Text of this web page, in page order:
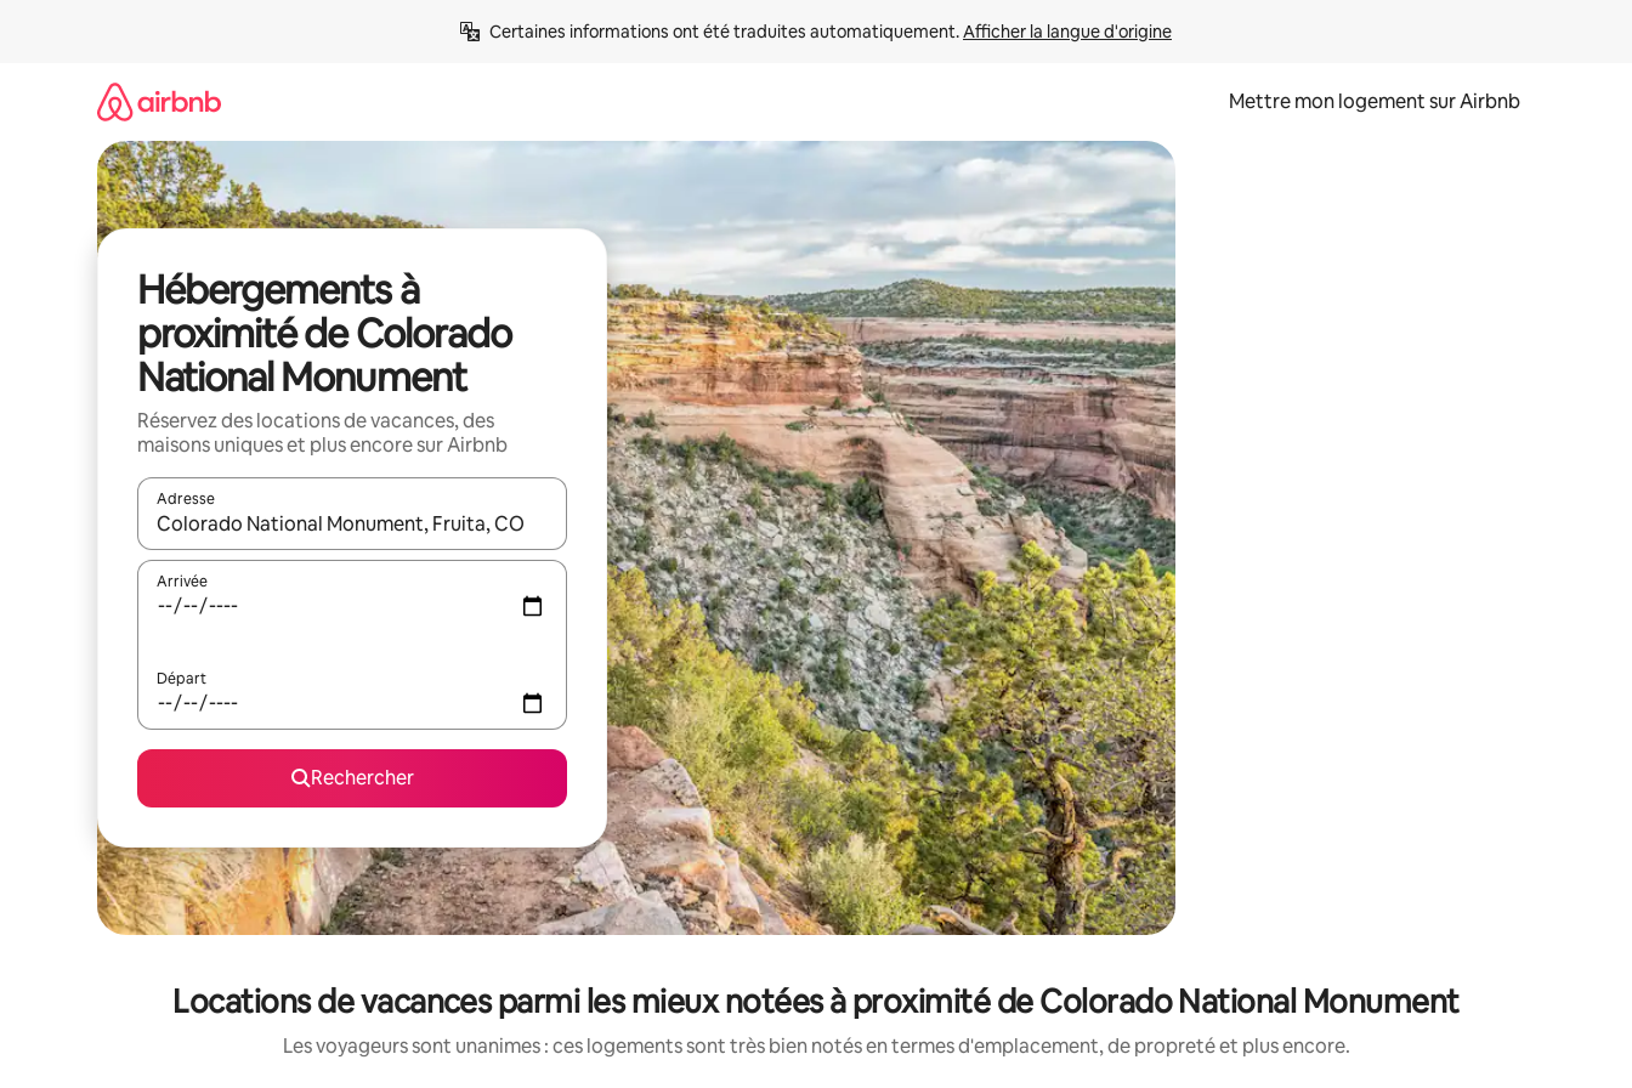
Certaines informations ont été traduites automatiquement. Afficher la langue d'origine
Mettre mon logement sur Airbnb
Hébergements à
proximité de Colorado
National Monument
Réservez des locations de vacances, des
maisons uniques et plus encore sur Airbnb
Adresse
Lorsque les résultats s'affichent, utilisez les flèches vers le haut et vers le bas pour les parcourir ou en appuyant et en faisant glisser.
Arrivée
Départ
Rechercher
Locations de vacances parmi les mieux notées à proximité de Colorado National Monument
Les voyageurs sont unanimes : ces logements sont très bien notés en termes d'emplacement, de propreté et plus encore.